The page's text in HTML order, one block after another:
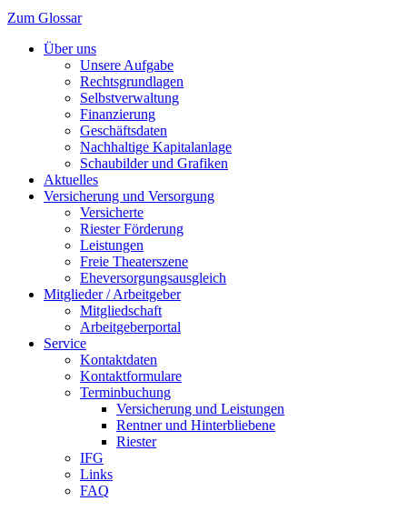
Zum Glossar
Über uns
Unsere Aufgabe
Rechtsgrundlagen
Selbstverwaltung
Finanzierung
Geschäftsdaten
Nachhaltige Kapitalanlage
Schaubilder und Grafiken
Aktuelles
Versicherung und Versorgung
Versicherte
Riester Förderung
Leistungen
Freie Theaterszene
Eheversorgungsausgleich
Mitglieder / Arbeitgeber
Mitgliedschaft
Arbeitgeberportal
Service
Kontaktdaten
Kontaktformulare
Terminbuchung
Versicherung und Leistungen
Rentner und Hinterbliebene
Riester
IFG
Links
FAQ